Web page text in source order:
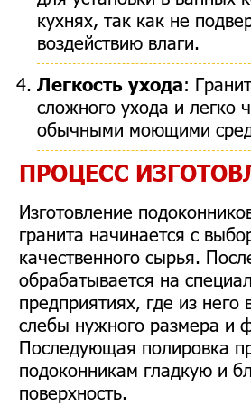
кухнях, так как не
воздействию влаги.
Легкость ухода:
сложного ухода и легко
обычными моющими
ПРОЦЕСС
Изготовление
гранита начинается с
качественного сырья.
обрабатывается на
предприятиях, где из него
слебы нужного размера и
Последующая полировка
подоконникам гладкую и
поверхность.